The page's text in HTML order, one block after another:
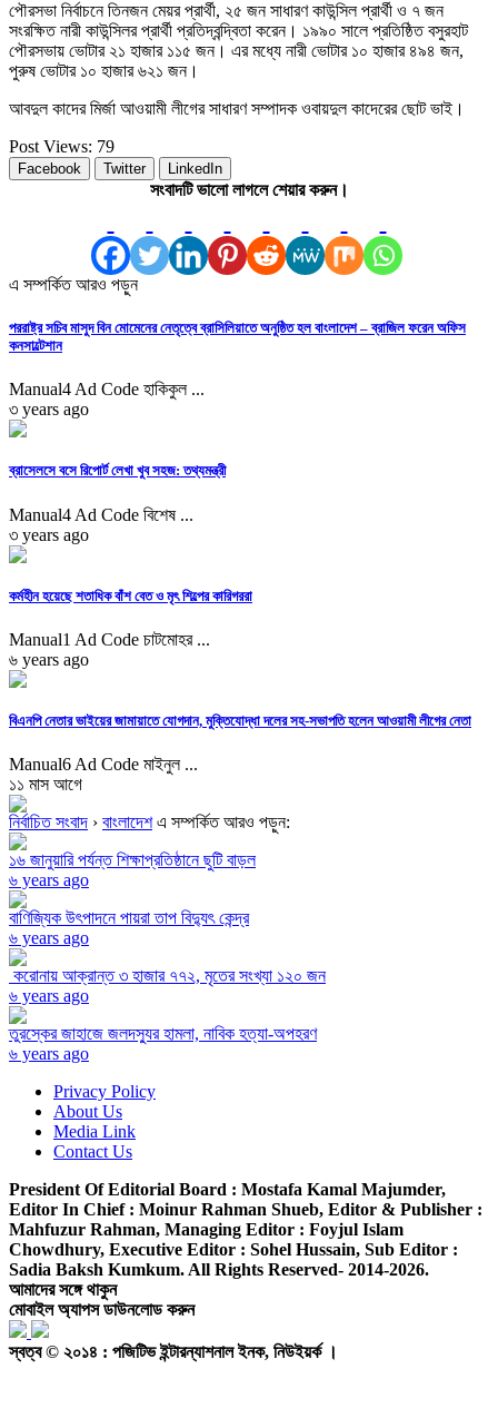
পৌরসভা নির্বাচনে তিনজন মেয়র প্রার্থী, ২৫ জন সাধারণ কাউন্সিল প্রার্থী ও ৭ জন
সংরক্ষিত নারী কাউন্সিলর প্রার্থী প্রতিদ্বন্দ্বিতা করেন। ১৯৯০ সালে প্রতিষ্ঠিত বসুরহাট
পৌরসভায় ভোটার ২১ হাজার ১১৫ জন। এর মধ্যে নারী ভোটার ১০ হাজার ৪৯৪ জন,
পুরুষ ভোটার ১০ হাজার ৬২১ জন।
আবদুল কাদের মির্জা আওয়ামী লীগের সাধারণ সম্পাদক ওবায়দুল কাদেরের ছোট ভাই।
Post Views: 79
Facebook Twitter LinkedIn
সংবাদটি ভালো লাগলে শেয়ার করুন।
এ সম্পর্কিত আরও পড়ুন
পররাষ্ট্র সচিব মাসুদ বিন মোমেনের নেতৃত্বে ব্রাসিলিয়াতে অনুষ্ঠিত হল বাংলাদেশ – ব্রাজিল ফরেন অফিস
কনসাল্টেশান
Manual4 Ad Code হাকিকুল ...
৩ years ago
ব্রাসেলসে বসে রিপোর্ট লেখা খুব সহজ: তথ্যমন্ত্রী
Manual4 Ad Code বিশেষ ...
৩ years ago
কর্মহীন হয়েছে শতাধিক বাঁশ বেত ও মৃৎ শিল্পের কারিগররা
Manual1 Ad Code চাটমোহর ...
৬ years ago
বিএনপি নেতার ভাইয়ের জামায়াতে যোগদান, মুক্তিযোদ্ধা দলের সহ-সভাপতি হলেন আওয়ামী লীগের নেতা
Manual6 Ad Code মাইনুল ...
১১ মাস আগে
নির্বাচিত সংবাদ › বাংলাদেশএ সম্পর্কিত আরও পড়ুন:
১৬ জানুয়ারি পর্যন্ত শিক্ষাপ্রতিষ্ঠানে ছুটি বাড়ল
৬ years ago
বাণিজ্যিক উৎপাদনে পায়রা তাপ বিদ্যুৎ কেন্দ্র
৬ years ago
করোনায় আক্রান্ত ৩ হাজার ৭৭২, মৃতের সংখ্যা ১২০ জন
৬ years ago
তুরস্কের জাহাজে জলদস্যুর হামলা, নাবিক হত্যা-অপহরণ
৬ years ago
Privacy Policy
About Us
Media Link
Contact Us
President Of Editorial Board : Mostafa Kamal Majumder,
Editor In Chief : Moinur Rahman Shueb, Editor & Publisher :
Mahfuzur Rahman, Managing Editor : Foyjul Islam
Chowdhury, Executive Editor : Sohel Hussain, Sub Editor :
Sadia Baksh Kumkum. All Rights Reserved- 2014-2026.
আমাদের সঙ্গে থাকুন
মোবাইল অ্যাপস ডাউনলোড করুন
স্বত্ব © ২০১৪ : পজিটিভ ইন্টারন্যাশনাল ইনক, নিউইয়র্ক ।